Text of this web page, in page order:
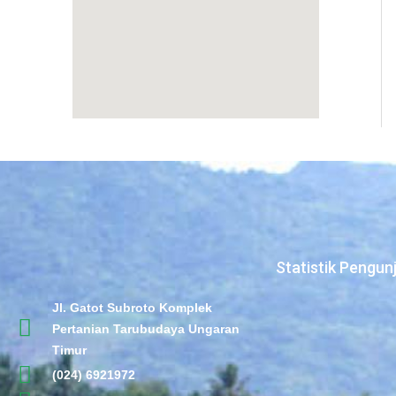
Jl. Gatot Subroto Komplek
Pertanian Tarubudaya Ungaran
Timur
(024) 6921972
Statistik